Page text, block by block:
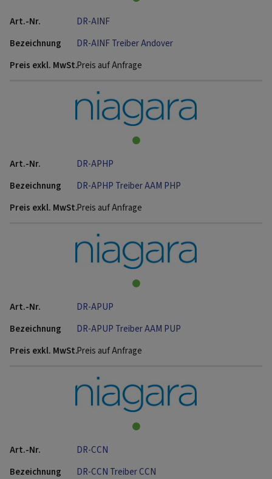
DR-AINF
DR-AINF Treiber Andover
Preis auf Anfrage
DR-APHP
DR-APHP Treiber AAM PHP
Preis auf Anfrage
DR-APUP
DR-APUP Treiber AAM PUP
Preis auf Anfrage
DR-CCN
DR-CCN Treiber CCN